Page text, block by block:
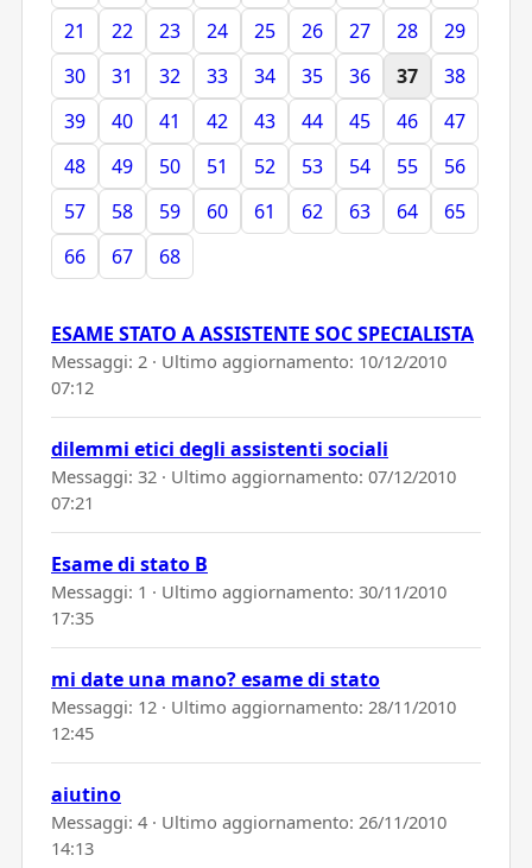
21
22 23 24 25 26 27 28
29
30
31 32 33 34 35 36 37
38
39
40 41 42 43 44 45 46
47
48
49 50 51 52 53 54 55
56
57
58 59 60 61 62 63 64
65
66
67 68
ESAME STATO A ASSISTENTE SOC SPECIALISTA
Messaggi: 2 · Ultimo aggiornamento: 10/12/2010
07:12
dilemmi etici degli assistenti sociali
Messaggi: 32 · Ultimo aggiornamento: 07/12/2010
07:21
Esame di stato B
Messaggi: 1 · Ultimo aggiornamento: 30/11/2010
17:35
mi date una mano? esame di stato
Messaggi: 12 · Ultimo aggiornamento: 28/11/2010
12:45
aiutino
Messaggi: 4 · Ultimo aggiornamento: 26/11/2010
14:13